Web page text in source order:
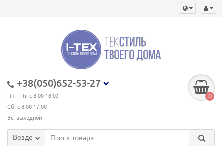
+38(050)652-53-27
Пн. - Пт. с 8.00-18.00
Сб. с 8.00-17.00
Вс. выходной
0
Везде